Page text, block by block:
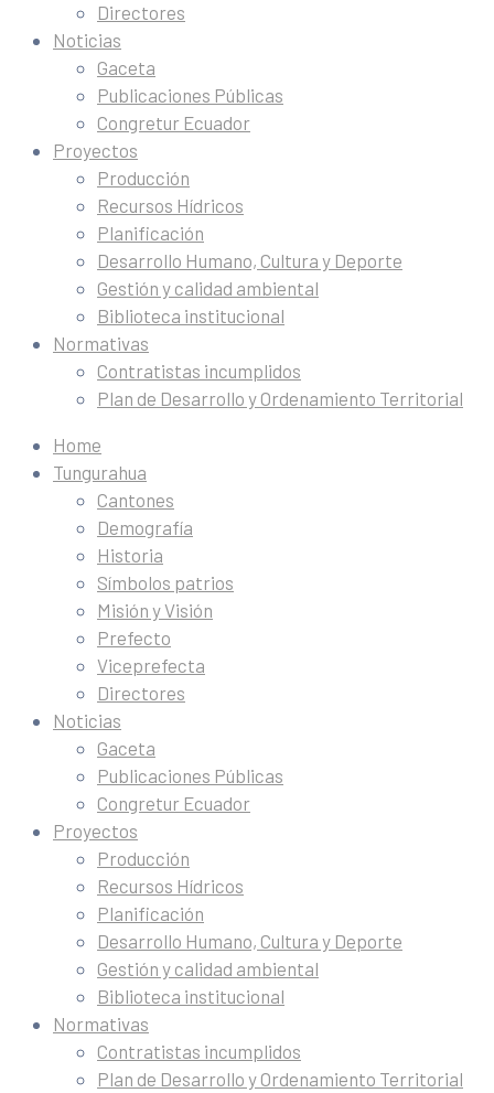
Directores
Noticias
Gaceta
Publicaciones Públicas
Congretur Ecuador
Proyectos
Producción
Recursos Hídricos
Planificación
Desarrollo Humano, Cultura y Deporte
Gestión y calidad ambiental
Biblioteca institucional
Normativas
Contratistas incumplidos
Plan de Desarrollo y Ordenamiento Territorial
Home
Tungurahua
Cantones
Demografía
Historia
Símbolos patrios
Misión y Visión
Prefecto
Viceprefecta
Directores
Noticias
Gaceta
Publicaciones Públicas
Congretur Ecuador
Proyectos
Producción
Recursos Hídricos
Planificación
Desarrollo Humano, Cultura y Deporte
Gestión y calidad ambiental
Biblioteca institucional
Normativas
Contratistas incumplidos
Plan de Desarrollo y Ordenamiento Territorial